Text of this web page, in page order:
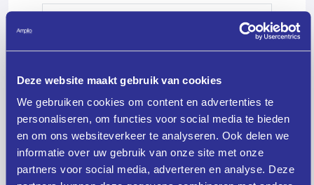
Deze website maakt gebruik van cookies
We gebruiken cookies om content en advertenties te
personaliseren, om functies voor social media te bieden
en om ons websiteverkeer te analyseren. Ook delen we
informatie over uw gebruik van onze site met onze
partners voor social media, adverteren en analyse. Deze
Ja, ik ga akkoord met dealgemene
voorwaarden